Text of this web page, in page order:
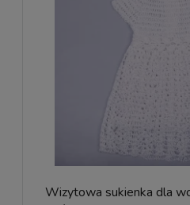
Wizytowa sukienka dla